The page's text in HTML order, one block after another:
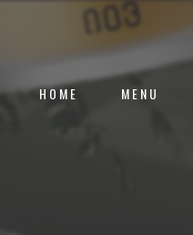
HOME MENU